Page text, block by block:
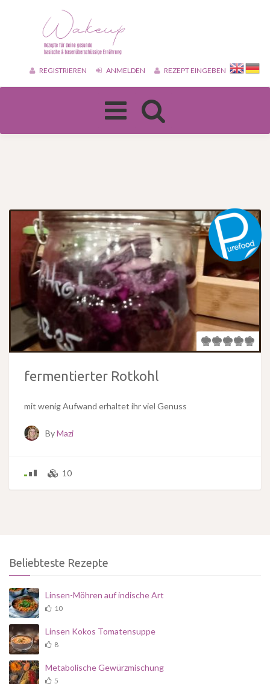
REGISTRIEREN ANMELDEN REZEPT EINGEBEN
Toggle
navigation
fermentierter Rotkohl
mit wenig Aufwand erhaltet ihr viel Genuss
ByMazi
10
Beliebteste Rezepte
Linsen-Möhren auf indische Art
10
Linsen Kokos Tomatensuppe
8
Metabolische Gewürzmischung
5